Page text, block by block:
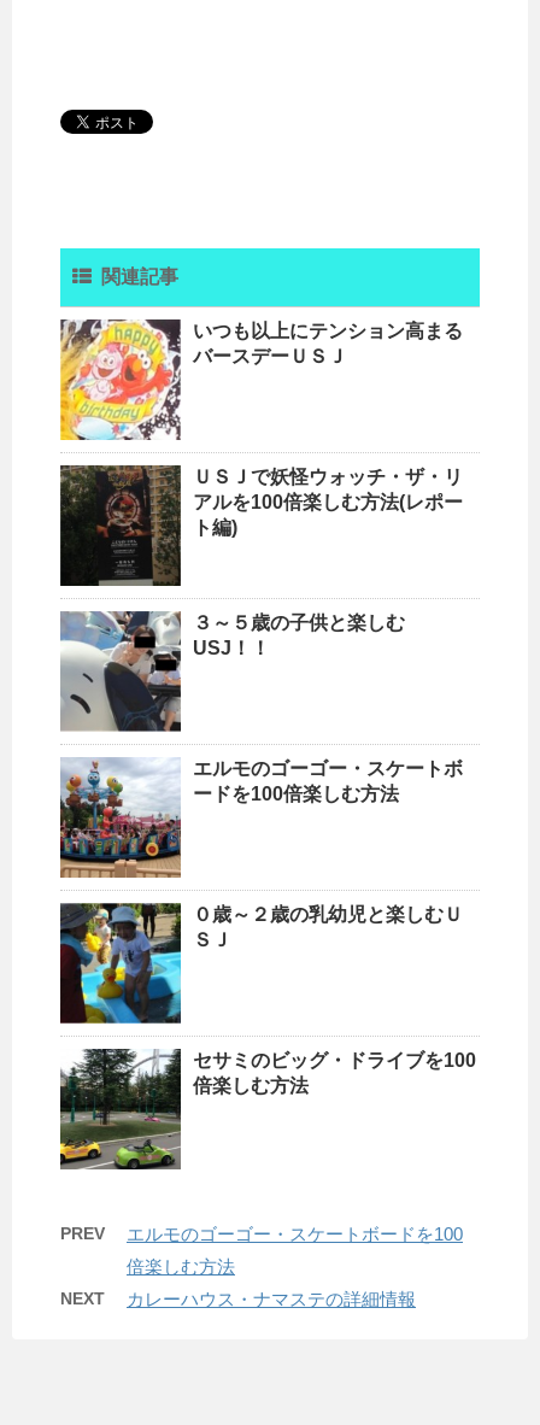
関連記事
いつも以上にテンション高まる
バースデーＵＳＪ
ＵＳＪで妖怪ウォッチ・ザ・リ
アルを100倍楽しむ方法(レポー
ト編)
３～５歳の子供と楽しむ
USJ！！
エルモのゴーゴー・スケートボ
ードを100倍楽しむ方法
０歳～２歳の乳幼児と楽しむＵ
ＳＪ
セサミのビッグ・ドライブを100
倍楽しむ方法
PREV
エルモのゴーゴー・スケートボードを100
倍楽しむ方法
NEXT カレーハウス・ナマステの詳細情報